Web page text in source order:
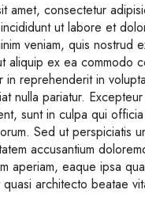
amet, consectetur
ut labore et
veniam, quis nostrud
aliquip ex ea commodo
in reprehenderit in
nulla pariatur.
sunt in culpa qui
Sed ut perspiciatis
accusantium
aperiam, eaque ipsa
architecto beatae